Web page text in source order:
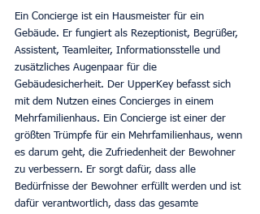
Ein Concierge ist ein Hausmeister für ein
Gebäude. Er fungiert als Rezeptionist, Begrüßer,
Assistent, Teamleiter, Informationsstelle und
zusätzliches Augenpaar für die
Gebäudesicherheit. Der UpperKey befasst sich
mit dem Nutzen eines Concierges in einem
Mehrfamilienhaus. Ein Concierge ist einer der
größten Trümpfe für ein Mehrfamilienhaus, wenn
es darum geht, die Zufriedenheit der Bewohner
zu verbessern. Er sorgt dafür, dass alle
Bedürfnisse der Bewohner erfüllt werden und ist
dafür verantwortlich, dass das gesamte